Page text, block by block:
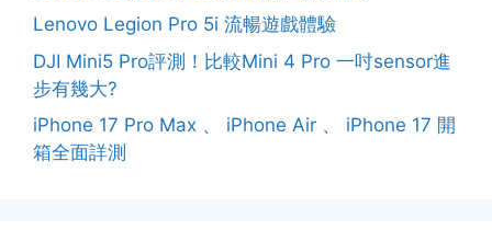
Lenovo Legion Pro 5i 流暢遊戲體驗
DJI Mini5 Pro評測！比較Mini 4 Pro 一吋sensor進
步有幾大?
iPhone 17 Pro Max 、 iPhone Air 、 iPhone 17 開
箱全面詳測